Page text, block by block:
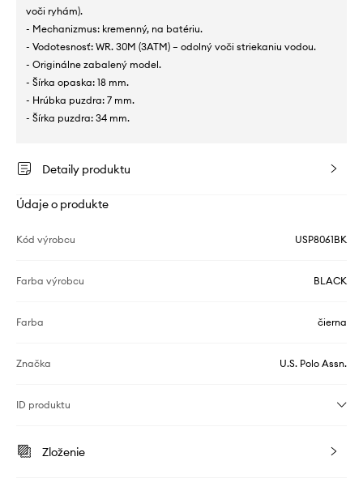
voči ryhám).
- Mechanizmus: kremenný, na batériu.
- Vodotesnosť: WR. 30M (3ATM) – odolný voči striekaniu vodou.
- Originálne zabalený model.
- Šírka opaska: 18 mm.
- Hrúbka puzdra: 7 mm.
- Šírka puzdra: 34 mm.
Detaily produktu
Údaje o produkte
Kód výrobcu USP8061BK
Farba výrobcu BLACK
Farba čierna
Značka U.S. Polo Assn.
ID produktu
Zloženie